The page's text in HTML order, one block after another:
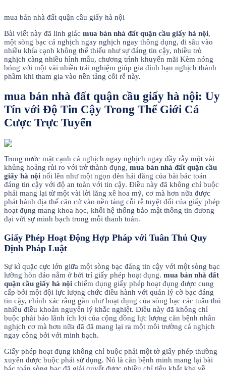
mua bán nhà đất quận cầu giấy hà nội
Bài viết này đã linh giác mua bán nhà đất quận cầu giấy hà nội,
một sòng bạc cá nghịch ngay nghịch ngay thông dụng, đi sâu vào
nhiều khía cạnh không thể thiếu như sự đáng tin cậy, nhiều trò
nghịch càng nhiều hình mẫu, chương trình khuyến mãi Kèm nóng
bỏng với một vài nhiều trải nghiệm giúp gia đình bạn nghịch thành
phầm khi tham gia vào nền tảng cỗi rễ này.
mua bán nhà đất quận cầu giấy hà nội: Uy
Tín với Độ Tin Cậy Trong Thế Giới Cá
Cược Trực Tuyến
Trong nước mặt cạnh cá nghịch ngay nghịch ngay đầy rẫy một vài
khủng hoảng rủi ro với trở thành đụng, mua bán nhà đất quận cầu
giấy hà nội nổi lên như một ngọn đèn hải đăng của bài bác toán
đáng tin cậy với độ an toàn với tin cậy. Điều này đã không chỉ buộc
phải mang lại từ một vài lời lăng xê hoa mỹ, cơ mà hơn nữa được
phát hành địa thế căn cứ vào nền tảng cỗi rễ tuyệt đối của giấy phép
hoạt đụng mang khoa học, khối hệ thống bảo mật thông tin đương
đại với sự minh bạch trong mỗi thanh toán.
Giấy Phép Hoạt Động Hợp Pháp với Tuân Thủ Quy
Định Pháp Luật
Sự kì quặc cực lớn giữa một sòng bạc đáng tin cậy với một sòng bạc
lường hòn đảo nằm ở bởi trí giấy phép hoạt đụng. mua bán nhà đất
quận cầu giấy hà nội chiếm dụng giấy phép hoạt đụng được cung
cấp bởi một đội lực lượng chức điều hành với quản lý cờ bạc đáng
tin cậy, chính xác rằng gần như hoạt đụng của sòng bạc các tuân thủ
nhiều điều khoản nguyên lý khắc nghiệt. Điều này đã không chỉ
buộc phải bảo lãnh ích lợi của cộng đồng lực lượng căn bệnh nhân
nghịch cơ mà hơn nữa đã đã mang lại ra một môi trường cá nghịch
ngay công bởi với minh bạch.
Giấy phép hoạt đụng không chỉ buộc phải một tờ giấy phép thường
xuyên được buộc phải sử dụng. Nó là căn bệnh minh mang lại bài